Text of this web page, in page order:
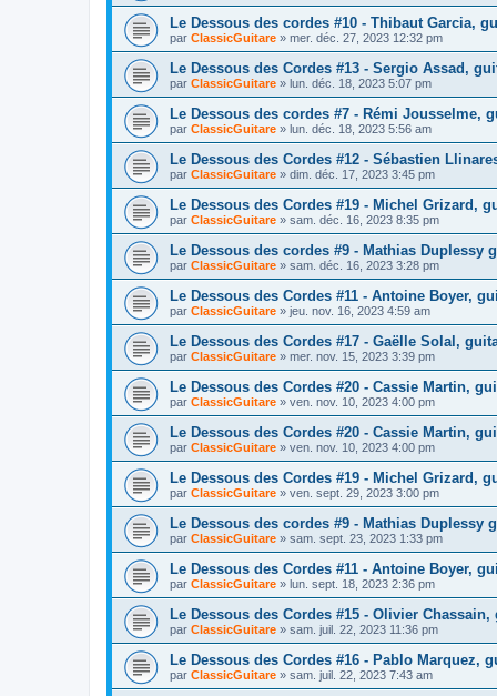
Le Dessous des cordes #10 - Thibaut Garcia,
par ClassicGuitare » mer. déc. 27, 2023 12:32 pm
Le Dessous des Cordes #13 - Sergio Assad,
par ClassicGuitare » lun. déc. 18, 2023 5:07 pm
Le Dessous des cordes #7 - Rémi Jousselme,
par ClassicGuitare » lun. déc. 18, 2023 5:56 am
Le Dessous des Cordes #12 - Sébastien
par ClassicGuitare » dim. déc. 17, 2023 3:45 pm
Le Dessous des Cordes #19 - Michel Grizard,
par ClassicGuitare » sam. déc. 16, 2023 8:35 pm
Le Dessous des cordes #9 - Mathias Duplessy
par ClassicGuitare » sam. déc. 16, 2023 3:28 pm
Le Dessous des Cordes #11 - Antoine Boyer,
par ClassicGuitare » jeu. nov. 16, 2023 4:59 am
Le Dessous des Cordes #17 - Gaëlle Solal,
par ClassicGuitare » mer. nov. 15, 2023 3:39 pm
Le Dessous des Cordes #20 - Cassie Martin,
par ClassicGuitare » ven. nov. 10, 2023 4:00 pm
Le Dessous des Cordes #20 - Cassie Martin,
par ClassicGuitare » ven. nov. 10, 2023 4:00 pm
Le Dessous des Cordes #19 - Michel Grizard,
par ClassicGuitare » ven. sept. 29, 2023 3:00 pm
Le Dessous des cordes #9 - Mathias Duplessy
par ClassicGuitare » sam. sept. 23, 2023 1:33 pm
Le Dessous des Cordes #11 - Antoine Boyer,
par ClassicGuitare » lun. sept. 18, 2023 2:36 pm
Le Dessous des Cordes #15 - Olivier
par ClassicGuitare » sam. juil. 22, 2023 11:36 pm
Le Dessous des Cordes #16 - Pablo Marquez,
par ClassicGuitare » sam. juil. 22, 2023 7:43 am